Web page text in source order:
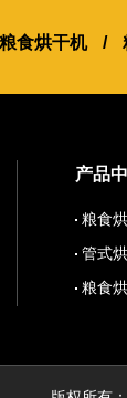
粮食烘干机 /
产品
粮食
管式
粮食